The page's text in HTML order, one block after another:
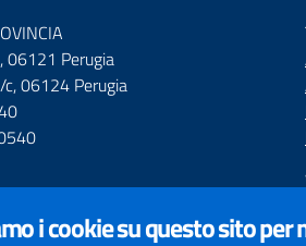
06121 Perugia
06124 Perugia
i cookie su questo sito